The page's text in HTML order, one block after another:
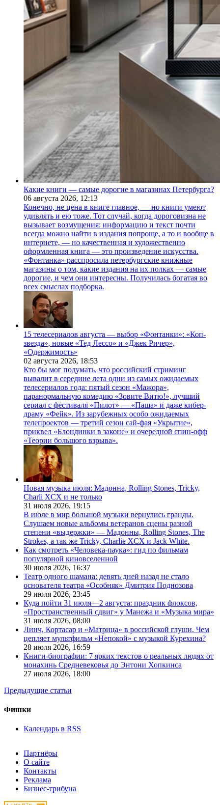
Какие книги — самые дорогие в магазинах Петербурга?
06 августа 2026, 12:13
Конечно, не цена в книге главное, — но книги умеют
удивлять и ею тоже. Тот случай, когда дороговизна не
вызывает возмущения: информацию и текст почти
всегда можно найти в издания попроще, а то и вообще в
интернете, — но качественная и художественно
оформленная книга — это произведение искусства.
«Фонтанка» расспросила петербургские книжные
магазины о том, какие издания на их полках — самые
дорогие, и чем они интересны. Получилась богатая во
всех смыслах подборка.
15 телесериалов августа — выбор «Фонтанки»: «Коп-
звезда», новые «Тед Лессо» и «Джек Ричер»,
«Одержимость»
02 августа 2026, 18:53
Кто бы мог подумать, что российский стриминг
вывалит в середине лета одни из самых ожидаемых
телесериалов года: пятый сезон «Мажора»,
паранормальную комедию «Зовите Витю!», лучший
сериал с фестиваля «Пилот» — «Паша» и даже кибер-
драму «Фейк». Из зарубежных особо ожидаемых
телепроектов — третий сезон сай-фая «Укрытие»,
приквел «Блондинки в законе» и очередной спин-офф
«Теории большого взрыва».
Новая музыка июля: Мадонна, Rolling Stones, Tricky,
Charli XCX и не только
31 июля 2026, 19:15
В июле в мир большой музыки вернулись гранды.
Слушаем новые альбомы ветеранов сцены разной
степени «выдержки» — Мадонны, Rolling Stones, The
Strokes, а так же Tricky, Charlie XCX и Jack White.
Как смотреть «Человека-паука»: гид по фильмам
популярной киновселенной
30 июля 2026, 16:37
Театр одного шамана: девять дней назад не стало
основателя театра «Особняк» Дмитрия Поднозова
29 июля 2026, 23:45
Куда пойти 31 июля—2 августа: праздник флоксов,
«Пространственный сдвиг» у Манежа и «Музыка мира»
31 июля 2026, 08:00
Линч, Кортасар и «Матрица» в российской глуши. Чем
цепляет мультфильм «Непокой» с музыкой Курехина?
28 июля 2026, 16:59
Книги-биографии: 7 ярких текстов о реальных людях от
монахинь Средневековья до Энтони Хопкинса
27 июля 2026, 18:00
Предыдущие статьи
Фишки
Календарь в RSS
Партнёры
О сайте
Контакты
Реклама
Бизнес-трибуна